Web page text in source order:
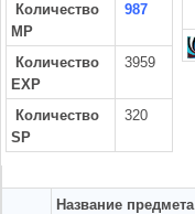
Количество
MP
987
Количество
EXP
3959
Количество
SP
320
Название предмета